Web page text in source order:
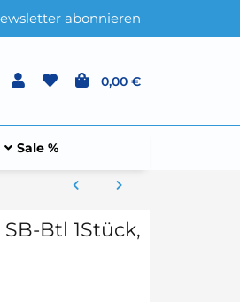
abonnieren
0,00 €
Sale %
Btl 1Stück,